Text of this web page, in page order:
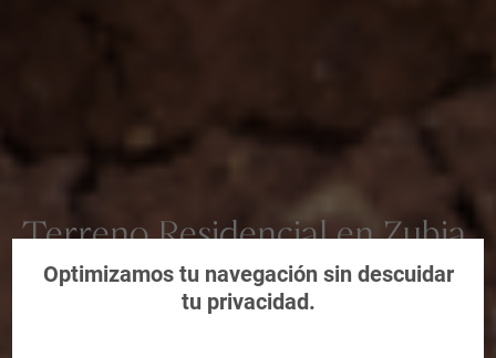
Terreno Residencial en Zubia,
La, Granada
Optimizamos tu navegación sin descuidar
tu privacidad.